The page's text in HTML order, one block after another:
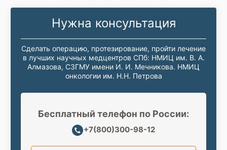
Нужна консультация
Сделать операцию, протезирование, пройти лечение
в лучших научных медцентров СПб: НМИЦ им. В. А.
Алмазова, СЗГМУ имени И. И. Мечникова. НМИЦ
онкологии им. Н.Н. Петрова
Бесплатный телефон по России:
+7(800)300-98-12